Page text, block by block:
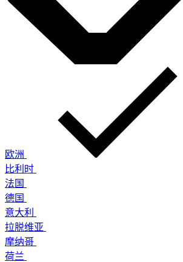
欧洲
比利时
法国
德国
意大利
拉脱维亚
摩纳哥
荷兰